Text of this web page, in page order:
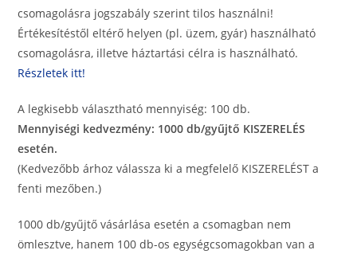
csomagolásra jogszabály szerint tilos használni!
Értékesítéstől eltérő helyen (pl. üzem, gyár) használható
csomagolásra, illetve háztartási célra is használható.
Részletek itt!
A legkisebb választható mennyiség: 100 db.
Mennyiségi kedvezmény: 1000 db/gyűjtő KISZERELÉS
esetén.
(Kedvezőbb árhoz válassza ki a megfelelő KISZERELÉST a
fenti mezőben.)
1000 db/gyűjtő vásárlása esetén a csomagban nem
ömlesztve, hanem 100 db-os egységcsomagokban van a